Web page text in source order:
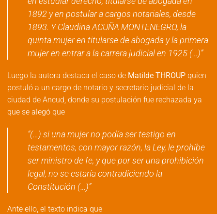
1892 y en postular a cargos notariales, desde
1893. Y Claudina ACUÑA MONTENEGRO, la
quinta mujer en titularse de abogada y la primera
mujer en entrar a la carrera judicial en 1925 (…)”
Luego la autora destaca el caso de Matilde THROUP quien
postuló a un cargo de notario y secretario judicial de la
ciudad de Ancud, donde su postulación fue rechazada ya
que se alegó que
“(…) si una mujer no podía ser testigo en
testamentos, con mayor razón, la Ley, le prohíbe
ser ministro de fe, y que por ser una prohibición
legal, no se estaría contradiciendo la
Constitución (…)”
Ante ello, el texto indica que